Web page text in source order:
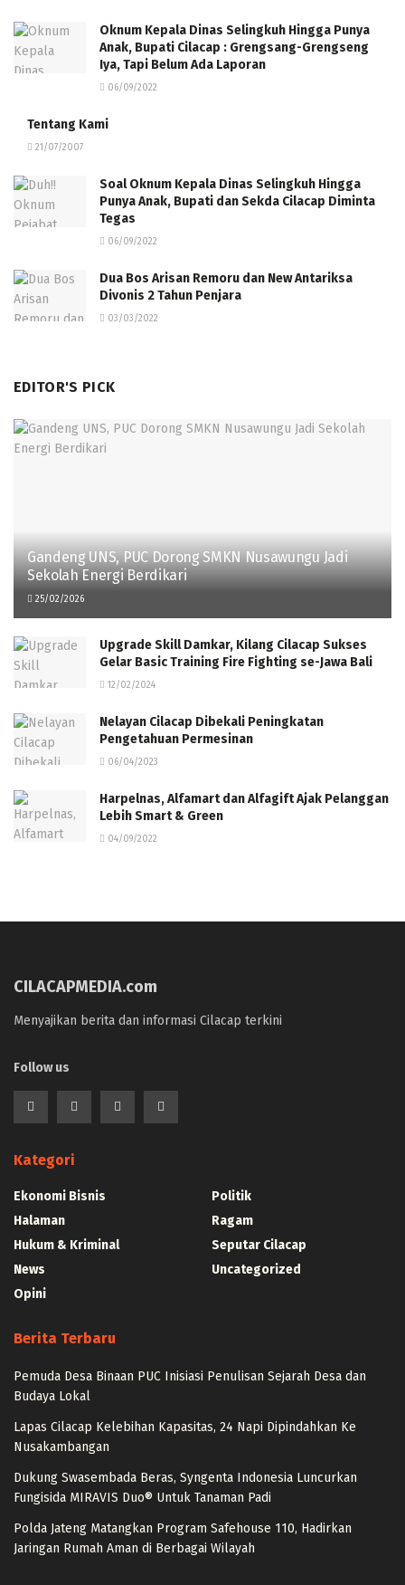
Oknum Kepala Dinas Selingkuh Hingga Punya
Anak, Bupati Cilacap : Grengsang-Grengseng
Iya, Tapi Belum Ada Laporan
06/09/2022
Tentang Kami
21/07/2007
Soal Oknum Kepala Dinas Selingkuh Hingga
Punya Anak, Bupati dan Sekda Cilacap Diminta
Tegas
06/09/2022
Dua Bos Arisan Remoru dan New Antariksa
Divonis 2 Tahun Penjara
03/03/2022
EDITOR'S PICK
Gandeng UNS, PUC Dorong SMKN Nusawungu Jadi
Sekolah Energi Berdikari
25/02/2026
Upgrade Skill Damkar, Kilang Cilacap Sukses
Gelar Basic Training Fire Fighting se-Jawa Bali
12/02/2024
Nelayan Cilacap Dibekali Peningkatan
Pengetahuan Permesinan
06/04/2023
Harpelnas, Alfamart dan Alfagift Ajak Pelanggan
Lebih Smart & Green
04/09/2022
CILACAPMEDIA.com
Menyajikan berita dan informasi Cilacap terkini
Follow us
Kategori
Ekonomi Bisnis
Halaman
Hukum & Kriminal
News
Opini
Politik
Ragam
Seputar Cilacap
Uncategorized
Berita Terbaru
Pemuda Desa Binaan PUC Inisiasi Penulisan Sejarah Desa dan
Budaya Lokal
Lapas Cilacap Kelebihan Kapasitas, 24 Napi Dipindahkan Ke
Nusakambangan
Dukung Swasembada Beras, Syngenta Indonesia Luncurkan
Fungisida MIRAVIS Duo® Untuk Tanaman Padi
Polda Jateng Matangkan Program Safehouse 110, Hadirkan
Jaringan Rumah Aman di Berbagai Wilayah